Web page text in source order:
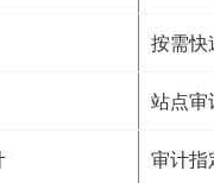
按需快
站点审
审计指